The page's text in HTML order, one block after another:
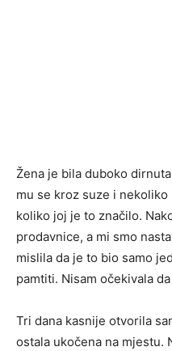
Žena je bila duboko
mu se kroz suze i
koliko joj je to značilo.
prodavnice, a mi smo
mislila da je to bio samo
pamtiti. Nisam očekivala
Tri dana kasnije otvorila
ostala ukočena na mjestu.